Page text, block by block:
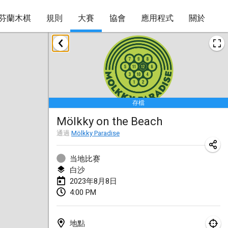
蘭木棋 規則 大賽 協會 應用程式 關於
存檔
Mölkky on the Beach
通過 Mölkky Paradise
当地比赛
白沙
2023年8月8日
4:00 PM
地點
2023年1月
LE Tournoi de Noël
2023年1月14日|法國
Indoor Polish Championship - Halowe Mistrzostwa Polski w Mölkky
2023年1月14日 |波蘭
Tournoi Mixte ASPTTOM
2023年1月21日
2023年1月28日